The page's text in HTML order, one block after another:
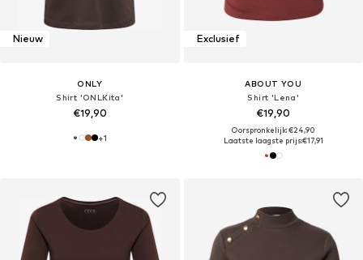
Nieuw
ONLY
Shirt 'ONLKita'
€19,90
+1
Exclusief
ABOUT YOU
Shirt 'Lena'
€19,90
Oorspronkelijk: €24,90
Laatste laagste prijs:€17,91